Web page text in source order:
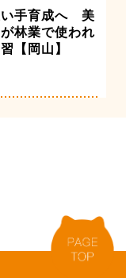
い手育成へ 美
林業で使われ
【岡山】